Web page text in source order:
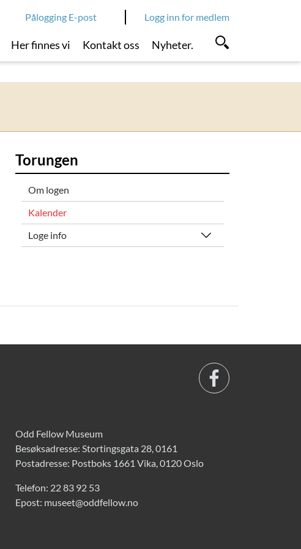
Logg inn for medlem
Pålogging E-post
Her finnes vi Kontakt oss Nyheter.
Torungen
Om logen
Kalender
Loge info
Odd Fellow Museum
Besøksadresse: Stortingsgata 28, 0161
Postadresse: Postboks 1661 Vika, 0120 Oslo
Telefon: 22 83 92 53
Epost: museet@oddfellow.no